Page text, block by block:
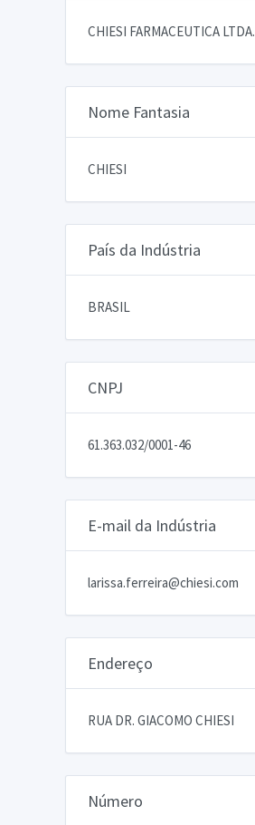
CHIESI FARMACEUTICA LTDA.
Nome Fantasia
CHIESI
País da Indústria
BRASIL
CNPJ
61.363.032/0001-46
E-mail da Indústria
larissa.ferreira@chiesi.com
Endereço
RUA DR. GIACOMO CHIESI
Número